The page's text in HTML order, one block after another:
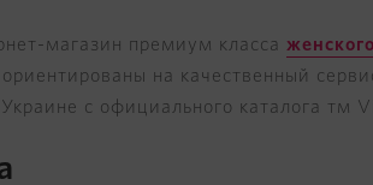
магазин премиум класса
на качественный
с официального каталога тм